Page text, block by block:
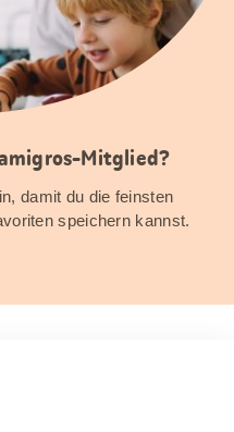
Mitglied?
damit du die feinsten
speichern kannst.